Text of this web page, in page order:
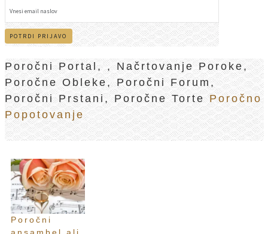
Poročni Portal, , Načrtovanje Poroke,
Poročne Obleke, Poročni Forum,
Poročni Prstani, Poročne TortePoročno
Popotovanje
Poročni